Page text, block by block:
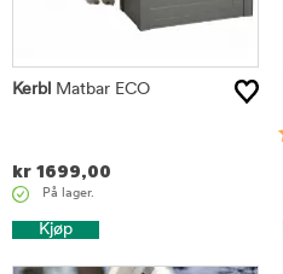
Kerbl Matbar ECO
kr 1699,00
På lager.
Kjøp